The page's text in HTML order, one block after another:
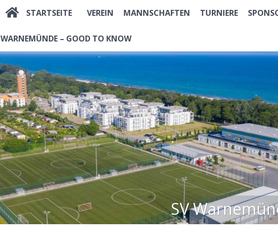
STARTSEITE VEREIN MANNSCHAFTEN TURNIERE
WARNEMÜNDE – GOOD TO KNOW
SV